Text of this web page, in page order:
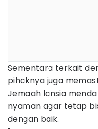
Sementara terkait
pihaknya juga
Jemaah lansia
nyaman agar tetap
dengan baik.